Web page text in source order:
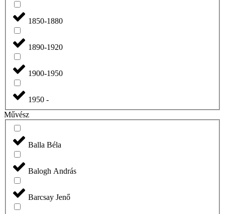
1850-1880
1890-1920
1900-1950
1950 -
Művész
Balla Béla
Balogh András
Barcsay Jenő